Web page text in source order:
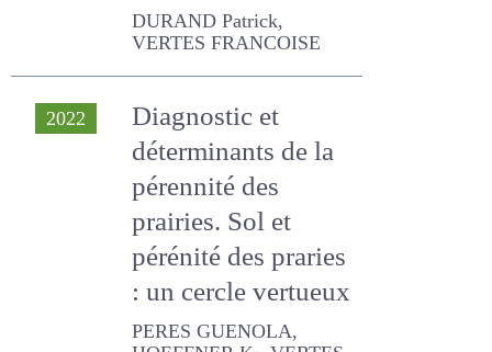
DURAND Patrick, VERTES
FRANCOISE
2022
Diagnostic et
déterminants de la
pérennité des
prairies. Sol et
pérénité des
praries : un cercle
vertueux